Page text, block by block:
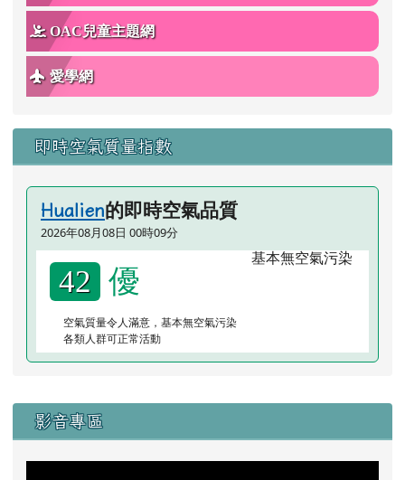
OAC兒童主題網
愛學網
即時空氣質量指數
Hualien的即時空氣品質
2026年08月08日 00時09分
42 優
空氣質量令人滿意，基本無空氣污染
各類人群可正常活動
右邊區域內容
影音專區